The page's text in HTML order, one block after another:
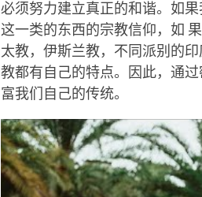
必须努力建立真正的和谐。如
这一类的东西的宗教信仰，如
太教，伊斯兰教，不同派别的
教都有自己的特点。因此，通
富我们自己的传统。